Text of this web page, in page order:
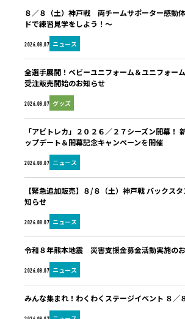
2026.08.07 ニュース
８／８（土）神戸戦 両チームサポーター感動
ドで練習見学をしよう！～
2026.08.07 グッズ
全選手展開！ベビーユニフォーム＆ユニフォー
受注販売開始のお知らせ
2026.08.07 ニュース
「アビトレカ」２０２６／２７シーズン開幕！
ップデート＆開幕記念キャンペーンを開催
2026.08.07 ニュース
【緊急追加販売】８/８（土）神戸戦 バックス
知らせ
2026.08.07 ニュース
令和８年熊本地震 災害支援金募金活動実施の
みんな集まれ！わくわくステージイベント ８／